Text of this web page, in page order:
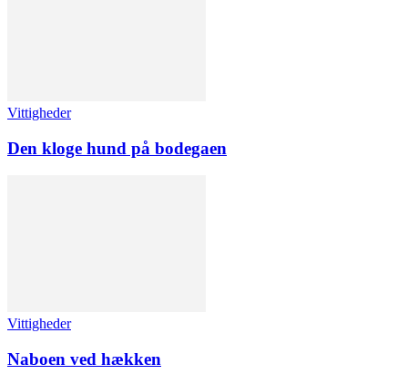
Vittigheder
Den kloge hund på bodegaen
Vittigheder
Naboen ved hækken